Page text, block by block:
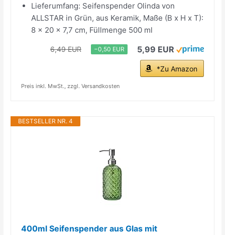
Lieferumfang: Seifenspender Olinda von
ALLSTAR in Grün, aus Keramik, Maße (B x H x T):
8 x 20 x 7,7 cm, Füllmenge 500 ml
6,49 EUR −0,50 EUR 5,99 EUR
*Zu Amazon
Preis inkl. MwSt., zzgl. Versandkosten
BESTSELLER NR. 4
400ml Seifenspender aus Glas mit